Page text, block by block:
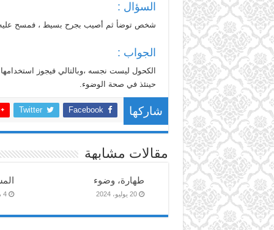
السؤال :
شخص توضأ ثم أصيب بجرح بسيط ، فمسح
الجواب :
الكحول ليست نجسه ،وبالتالي فيجوز
حينئذ في صحة الوضوء.
شاركها Facebook
Twitter
مقالات مشابهة
طهارة، وضوء
20 يوليو، 2024 4 مارس، 2023